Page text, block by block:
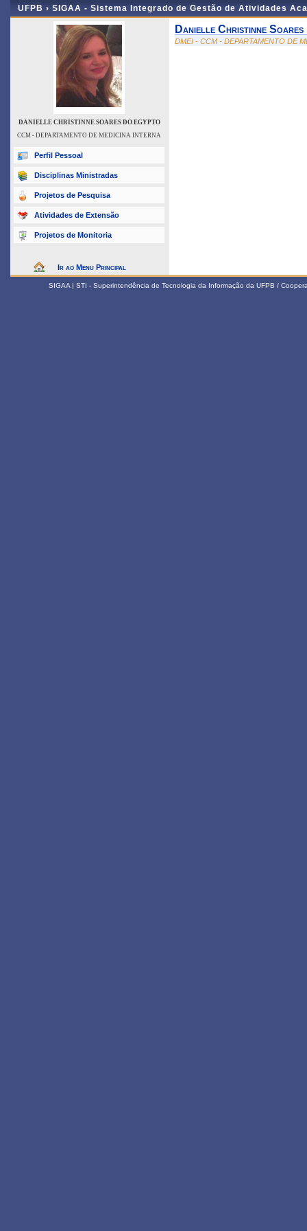
UFPB › SIGAA - Sistema Integrado de Gestão de Atividades
DANIELLE CHRISTINNE SOARES DO EGYPTO
CCM - DEPARTAMENTO DE MEDICINA INTERNA
Perfil Pessoal
Disciplinas Ministradas
Projetos de Pesquisa
Atividades de Extensão
Projetos de Monitoria
Ir ao Menu Principal
Danielle Christinne
DMEI - CCM - DEPARTAMENTO DE
SIGAA | STI - Superintendência de Tecnologia da Informação da UFPB /